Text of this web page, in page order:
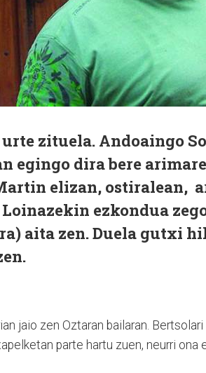
zituela. Andoaingo
egingo dira bere
elizan, ostiralean,
ezkondua
aita zen. Duela gutxi
jaio zen Oztaran bailaran.
parte hartu zuen, neurri ona